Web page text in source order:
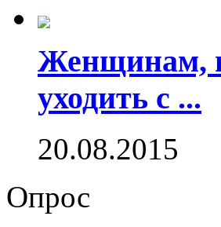
Женщинам,
уходить с ...
20.08.2015
Опрос